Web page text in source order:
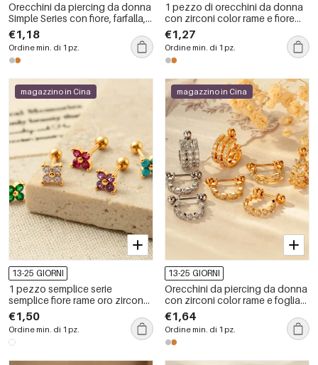
Orecchini da piercing da donna
Simple Series con fiore, farfalla,
rame e oro, con zirconi.
€1,18
Ordine min. di 1 pz.
1 pezzo di orecchini da donna
con zirconi color rame e fiore
semplice, serie semplice
€1,27
Ordine min. di 1 pz.
magazzino in Cina
13-25 GIORNI
1 pezzo semplice serie
semplice fiore rame oro zircone
orecchini da donna piercing
€1,50
Ordine min. di 1 pz.
magazzino in Cina
13-25 GIORNI
Orecchini da piercing da donna
con zirconi color rame e foglia
brillante
€1,64
Ordine min. di 1 pz.